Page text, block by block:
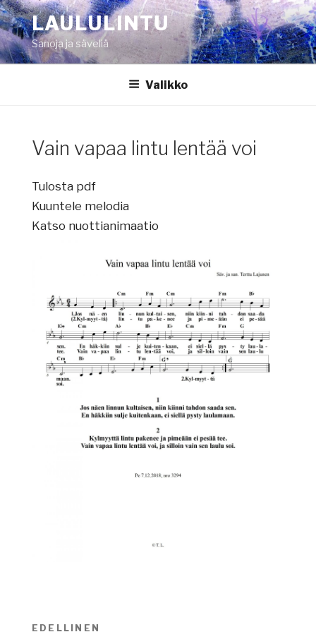
Siirry
sisältöönLAULULINTU
Sanoja ja säveliä
Valikko
Vain vapaa lintu lentää voi
Tulosta pdf
Kuuntele melodia
Katso nuottianimaatio
Artikkelien
EDELLINEN